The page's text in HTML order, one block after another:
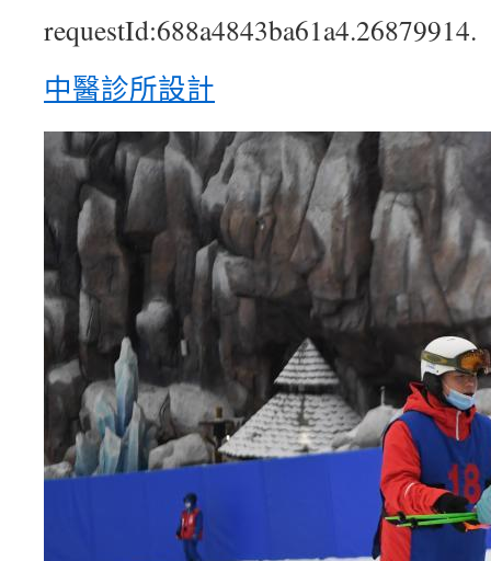
requestId:688a4843ba61a4.26879914.
中醫診所設計